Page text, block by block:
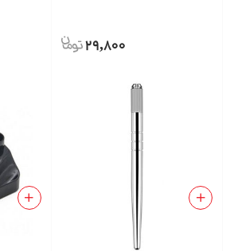
29,800